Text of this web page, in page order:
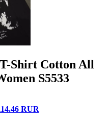
Shirt Cotton All
S5533
RUR